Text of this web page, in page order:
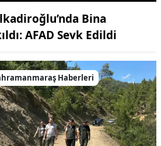
Bina
AFAD Sevk Edildi
Haberleri